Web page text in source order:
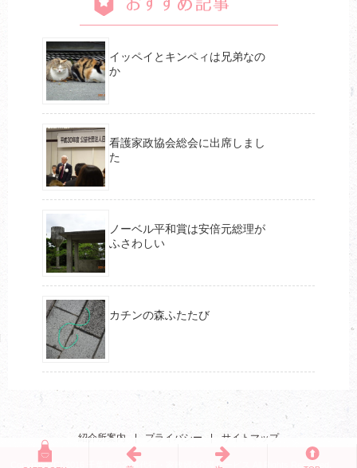
おすすめ記事
イッペイとキンペィは兄弟なの
か
看護家政協会総会に出席しまし
た
ノーベル平和賞は安倍元総理が
ふさわしい
カチンの森ふたたび
紹介所案内 | プライバシー | サイトマップ
Copyright (C) 2016 千葉市の家事代行・家政婦&介護サービス All Rights Reserved.